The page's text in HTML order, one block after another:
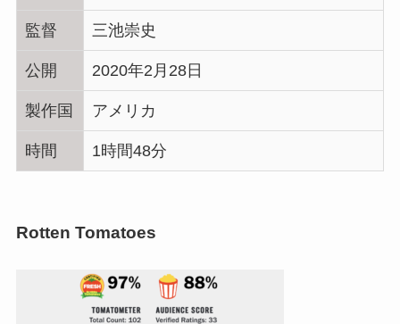
監督 三池崇史
公開 2020年2月28日
製作国 アメリカ
時間 1時間48分
Rotten Tomatoes